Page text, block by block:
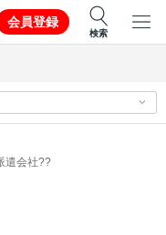
会員登録
検索
遣会社??